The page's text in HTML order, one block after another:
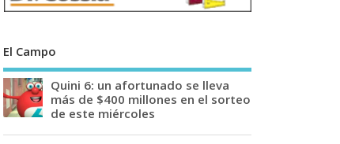
El Campo
Quini 6: un afortunado se lleva
más de $400 millones en el sorteo
de este miércoles